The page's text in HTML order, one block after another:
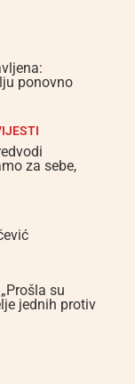
ponovno
za sebe,
su
jednih protiv